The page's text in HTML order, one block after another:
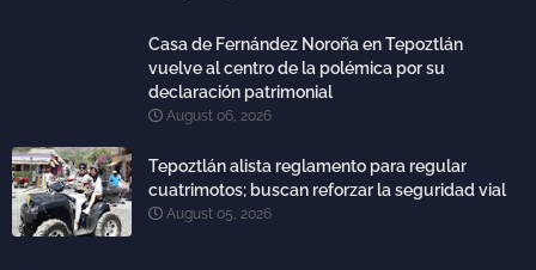
Casa de Fernández Noroña en Tepoztlán
vuelve al centro de la polémica por su
declaración patrimonial
August 06, 2026
Tepoztlán alista reglamento para regular
cuatrimotos; buscan reforzar la seguridad vial
August 05, 2026